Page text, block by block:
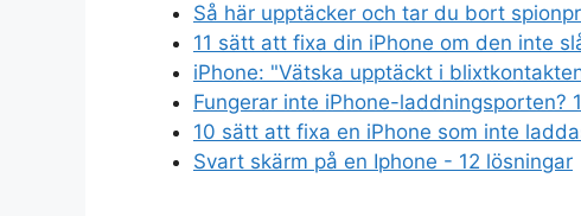
Så här upptäcker och tar du bort
11 sätt att fixa din iPhone om den inte
iPhone: "Vätska upptäckt i
Fungerar inte iPhone-laddningsporten?
10 sätt att fixa en iPhone som inte
Svart skärm på en Iphone - 12 lösningar